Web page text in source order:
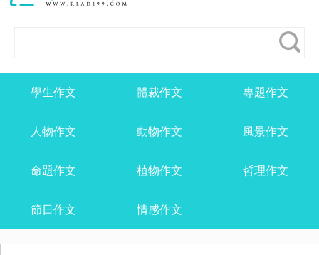
學生作文 體裁作文 專題作文
人物作文 動物作文 風景作文
命題作文 植物作文 哲理作文
節日作文 情感作文